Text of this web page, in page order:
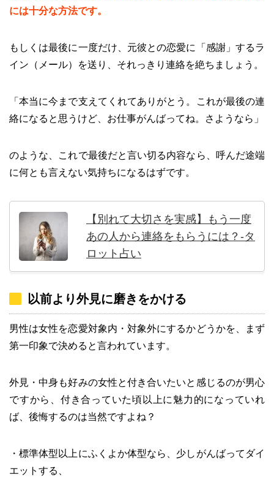
には十分な方法です。
もしくは最後に一度だけ、元彼との恋愛に「感謝」するラ
イン（メール）を送り、それっきり連絡を絶ちましょう。
「本当に今まで支えてくれてありがとう。これが最後の連
絡になると思うけど、お仕事がんばってね。さようなら」
のような、これで最後だと言い切る内容なら、呼んだ途端
に何とも言えない気持ちになるはずです。
【別れて大切さを実感】もう一度
あの人から連絡をもらうには？-タ
ロット占い
以前より外見に磨きをかける
男性は女性を恋愛対象内・対象外にするかどうかを、まず
第一印象で決めると言われています。
外見・中身も好みの女性と付き合いたいと感じるのが男心
ですから、付き合っていた頃以上に魅力的になっていれ
ば、後悔するのは当然ですよね？
・標準体型以上にふくよか体型なら、少しがんばってダイ
エットする、